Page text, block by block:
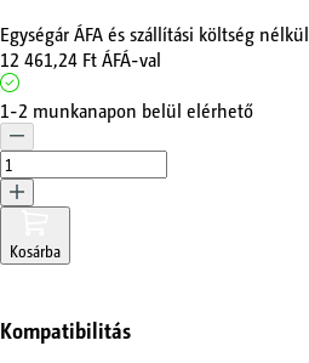
Egységár ÁFA és szállítási költség nélkül
12 461,24 FtÁFÁ-val
1-2 munkanapon belül elérhető
Kosárba
Kompatibilitás